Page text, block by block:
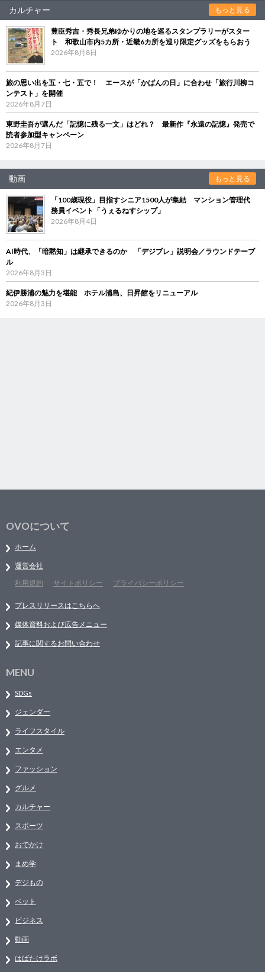
カルチャー もっと見る
豊臣秀吉・秀長兄弟ゆかりの地を巡るスタンプラリーがスター
ト 和歌山市内5カ所・近畿6カ所を巡り限定グッズをもらおう
2026年8月8日
旅の思い出を五・七・五で！ エースが「かばんの日」に合わせ「旅行川柳コ
ンテスト」を開催
2026年8月7日
東野圭吾が選んだ「記憶に残る一文」はどれ？ 最新作『永遠の記憶』発売で
読者参加型キャンペーン
2026年8月7日
動画 もっと見る
「100歳現役」目指すシニア1500人が集結 マンション管理代
務員イベント「うぇるねすシップ」
2026年8月4日
AI時代、「暗黙知」は継承できるのか 「デジブレ」説明会／ラウンドテーブ
ル
2026年8月3日
紀伊勝浦の魅力を堪能 ホテル浦島、日昇館をリニューアル
2026年8月3日
OVOについて
ホーム
運営会社
利用規約
サイトポリシー プライバシーポリシー
プレスリリースはこちらへ
媒体資料および広告メニュー
記事に関するお問い合わせ
MENU
SDGs
ジェンダー
ライフスタイル
エンタメ
ファッション
グルメ
カルチャー
スポーツ
おでかけ
まめ学
デジもの
ペット
ビジネス
動画
はばたけラボ